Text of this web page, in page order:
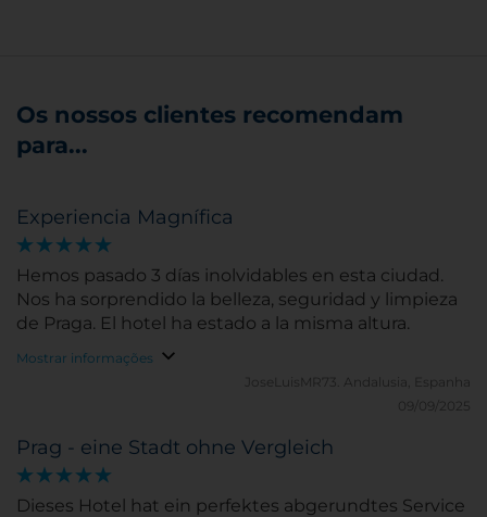
Os nossos clientes recomendam
para...
Experiencia Magnífica
Hemos pasado 3 días inolvidables en esta ciudad.
Nos ha sorprendido la belleza, seguridad y limpieza
de Praga. El hotel ha estado a la misma altura.
Mostrar informações
JoseLuisMR73. Andalusia, Espanha
09/09/2025
Prag - eine Stadt ohne Vergleich
Dieses Hotel hat ein perfektes abgerundtes Service